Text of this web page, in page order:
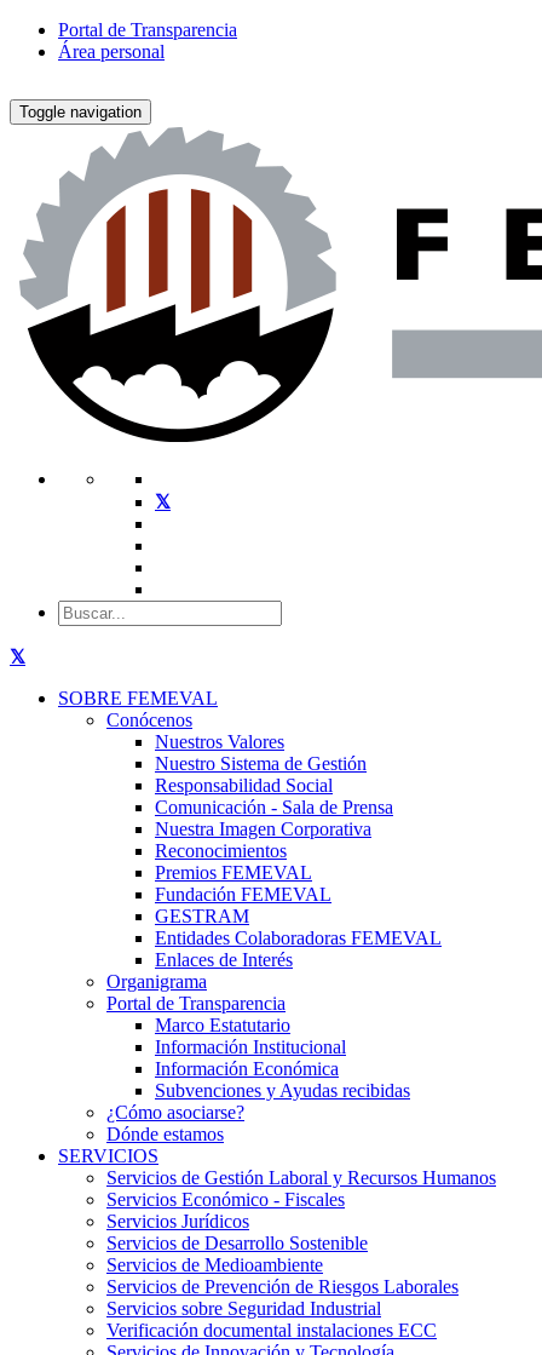
Portal de Transparencia
Área personal
Toggle navigation
SOBRE FEMEVAL
Conócenos
Nuestros Valores
Nuestro Sistema de Gestión
Responsabilidad Social
Comunicación - Sala de Prensa
Nuestra Imagen Corporativa
Reconocimientos
Premios FEMEVAL
Fundación FEMEVAL
GESTRAM
Entidades Colaboradoras FEMEVAL
Enlaces de Interés
Organigrama
Portal de Transparencia
Marco Estatutario
Información Institucional
Información Económica
Subvenciones y Ayudas recibidas
¿Cómo asociarse?
Dónde estamos
SERVICIOS
Servicios de Gestión Laboral y Recursos Humanos
Servicios Económico - Fiscales
Servicios Jurídicos
Servicios de Desarrollo Sostenible
Servicios de Medioambiente
Servicios de Prevención de Riesgos Laborales
Servicios sobre Seguridad Industrial
Verificación documental instalaciones ECC